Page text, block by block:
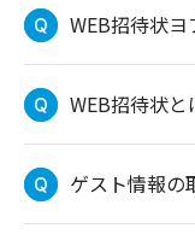
WEB招待状
WEB招待状
ゲスト情報の